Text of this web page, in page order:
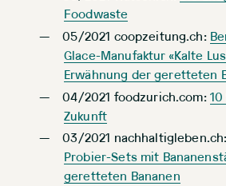
Foodwaste
05/2021 coopzeitung.ch:
Glace-Manufaktur «Kalte
Erwähnung der geretteten
04/2021 foodzurich.com:
Zukunft
03/2021 nachhaltigleben.ch:
Probier-Sets mit
geretteten Bananen